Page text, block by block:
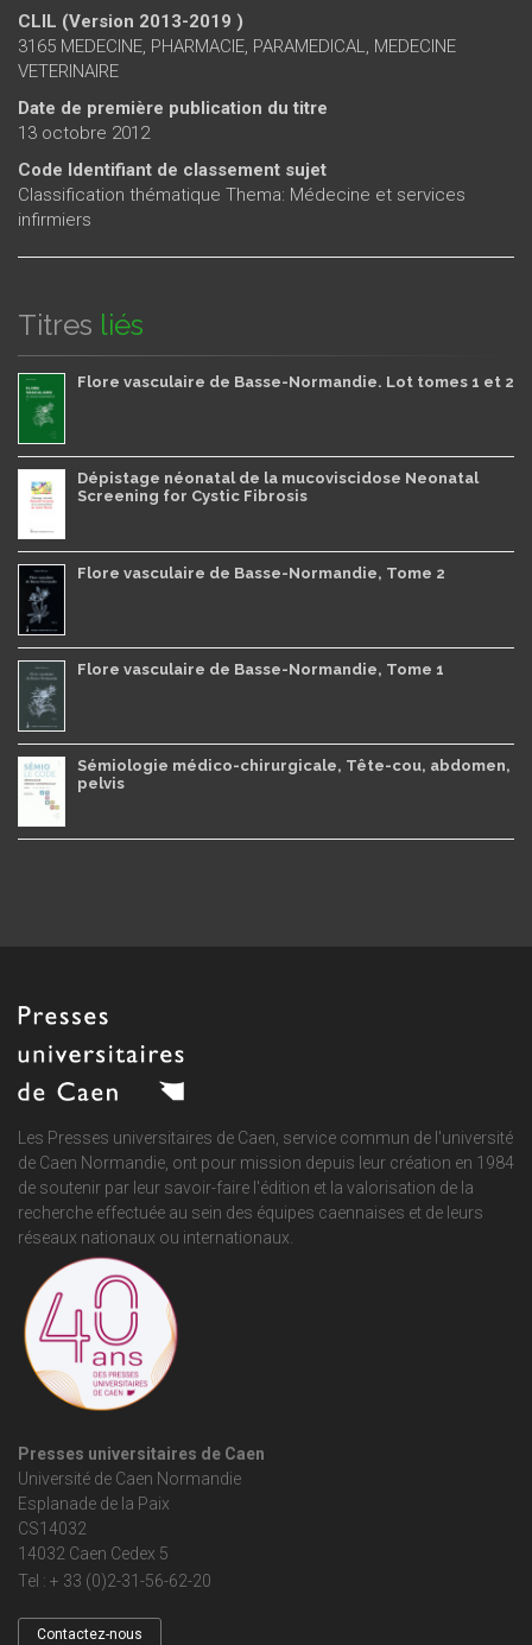
CLIL (Version 2013-2019 )
3165 MEDECINE, PHARMACIE, PARAMEDICAL, MEDECINE
VETERINAIRE
Date de première publication du titre
13 octobre 2012
Code Identifiant de classement sujet
Classification thématique Thema: Médecine et services
infirmiers
Titres liés
Flore vasculaire de Basse-Normandie. Lot tomes 1 et 2
Dépistage néonatal de la mucoviscidose Neonatal
Screening for Cystic Fibrosis
Flore vasculaire de Basse-Normandie, Tome 2
Flore vasculaire de Basse-Normandie, Tome 1
Sémiologie médico-chirurgicale, Tête-cou, abdomen,
pelvis
Les Presses universitaires de Caen, service commun de l'université
de Caen Normandie , ont pour mission depuis leur création en 1984
de soutenir par leur savoir-faire l'édition et la valorisation de la
recherche effectuée au sein des équipes caennaises et de leurs
réseaux nationaux ou internationaux.
Presses universitaires de Caen
Université de Caen Normandie
Esplanade de la Paix
CS14032
14032 Caen Cedex 5
Tel : + 33 (0)2-31-56-62-20
Contactez-nous